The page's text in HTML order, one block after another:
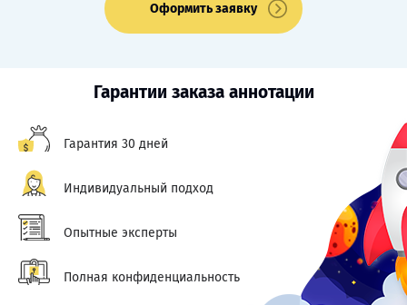
Оформить заявку
Гарантии заказа аннотации
Гарантия 30 дней
Индивидуальный подход
Опытные эксперты
Полная конфиденциальность